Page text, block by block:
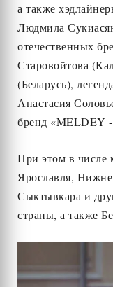
а также
Людмила
отечественных
Старовойтова
(Беларусь),
Анастасия
бренд
При этом в числе
Ярославля,
Сыктывкара и
страны, а также